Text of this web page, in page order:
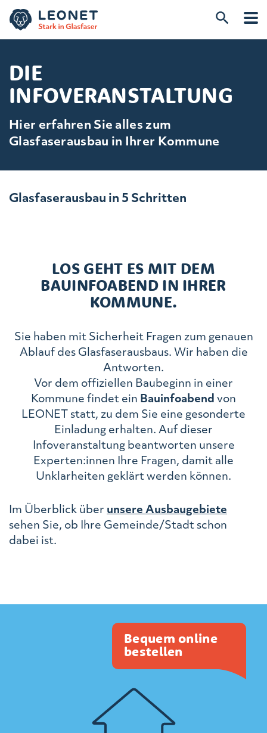
DIE
INFOVERANSTALTUNG
Hier erfahren Sie alles zum
Glasfaserausbau in Ihrer Kommune
Glasfaserausbau in 5 Schritten
LOS GEHT ES MIT DEM
BAUINFOABEND IN IHRER
KOMMUNE.
Sie haben mit Sicherheit Fragen zum genauen
Ablauf des Glasfaserausbaus. Wir haben die
Antworten.
Vor dem offiziellen Baubeginn in einer
Kommune findet ein Bauinfoabend von
LEONET statt, zu dem Sie eine gesonderte
Einladung erhalten. Auf dieser
Infoveranstaltung beantworten unsere
Experten:innen Ihre Fragen, damit alle
Unklarheiten geklärt werden können.
Im Überblick über unsere Ausbaugebiete
sehen Sie, ob Ihre Gemeinde/Stadt schon
dabei ist.
Bequem online
bestellen